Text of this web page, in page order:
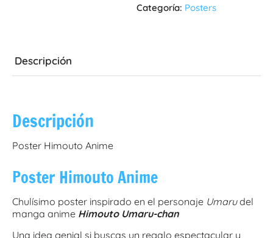
Categoría: Posters
Descripción
Descripción
Poster Himouto Anime
Poster Himouto Anime
Chulísimo poster inspirado en el personaje Umarudel
manga anime Himouto Umaru-chan
Una idea genial si buscas un regalo espectacular y